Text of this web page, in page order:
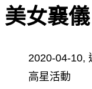
美女襄
2020-04-10,
高星活動